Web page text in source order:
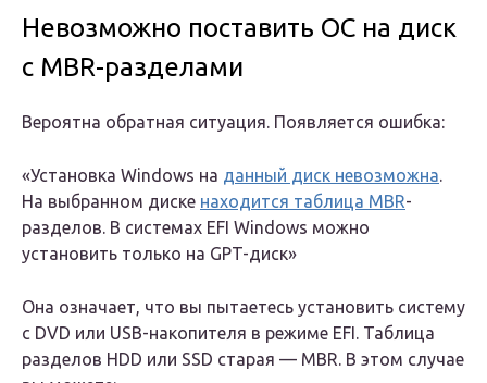
Невозможно поставить ОС на диск
с MBR-разделами
Вероятна обратная ситуация. Появляется ошибка:
«Установка Windows на данный диск невозможна.
На выбранном диске находится таблица MBR-
разделов. В системах EFI Windows можно
установить только на GPT-диск»
Она означает, что вы пытаетесь установить систему
с DVD или USB-накопителя в режиме EFI. Таблица
разделов HDD или SSD старая — MBR. В этом случае